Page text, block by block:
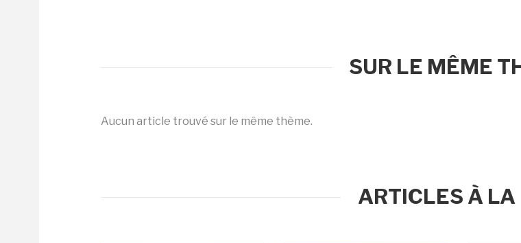
SUR LE MÊME
Aucun article trouvé sur le même thème.
ARTICLES À LA